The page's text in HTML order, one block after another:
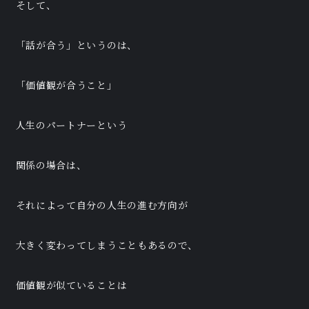
そして、
「話が合う」というのは、
「価値観が合うこと」
人生のパートナーという
関係の場合は、
それによって自分の人生の進む方向が
大きく変わってしまうこともあるので、
価値観が似ていることは